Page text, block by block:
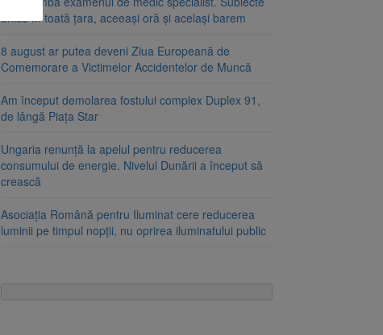
unice în toată țara, aceeași oră și același barem
8 august ar putea deveni Ziua Europeană de
Comemorare a Victimelor Accidentelor de Muncă
Am început demolarea fostului complex Duplex 91,
de lângă Piața Star
Ungaria renunță la apelul pentru reducerea
consumului de energie. Nivelul Dunării a început să
crească
Asociația Română pentru Iluminat cere reducerea
luminii pe timpul nopții, nu oprirea iluminatului public